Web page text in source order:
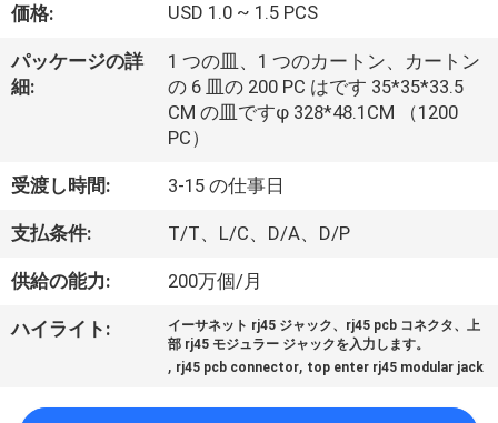
に
つ
て
工
場
旅
価格: USD 1.0 ~ 1.5 PCS
パッケージの詳
細:
1 つの皿、1 つのカートン、カートン
の 6 皿の 200 PC はです 35*35*33.5
CM の皿ですφ 328*48.1CM （1200
PC）
受渡し時間: 3-15 の仕事日
支払条件: T/T、L/C、D/A、D/P
供給の能力: 200万個/月
ハイライト:
イーサネット rj45 ジャック、rj45 pcb コネクタ、上
部 rj45 モジュラー ジャックを入力します。
, rj45 pcb connector, top enter rj45 modular jack